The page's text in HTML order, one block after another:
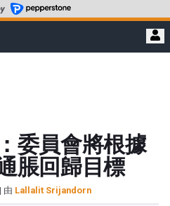
委員會將根據
脹回歸目標
| 由 Lallalit Srijandorn